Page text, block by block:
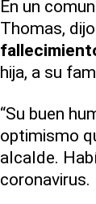
En un
Thomas,
hija, a su
“Su buen
optimismo
alcalde.
coronavirus.